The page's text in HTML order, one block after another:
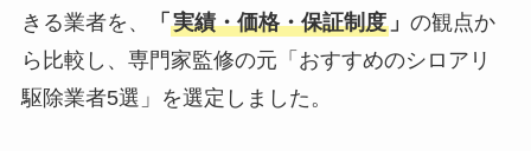
きる業者を、
「 実績・価格・保証制度」 の観点か
ら比較し、専門家監修の元「おすすめのシロアリ
駆除業者5選」を選定しました。